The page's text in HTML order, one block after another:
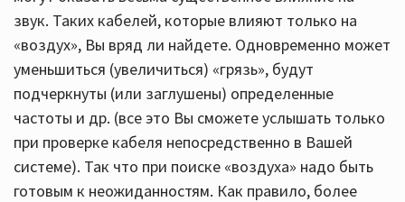
звук. Таких кабелей, которые влияют только на
«воздух», Вы вряд ли найдете. Одновременно может
уменьшиться (увеличиться) «грязь», будут
подчеркнуты (или заглушены) определенные
частоты и др. (все это Вы сможете услышать только
при проверке кабеля непосредственно в Вашей
системе). Так что при поиске «воздуха» надо быть
готовым к неожиданностям. Как правило, более